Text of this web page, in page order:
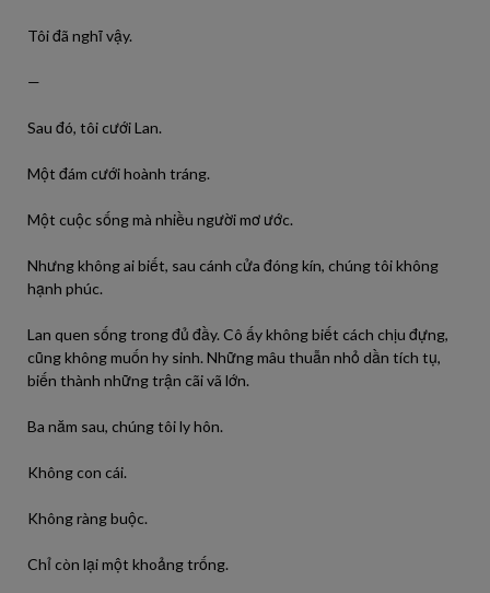
Tôi đã nghĩ vậy.
—
Sau đó, tôi cưới Lan.
Một đám cưới hoành tráng.
Một cuộc sống mà nhiều người mơ ước.
Nhưng không ai biết, sau cánh cửa đóng kín, chúng tôi không
hạnh phúc.
Lan quen sống trong đủ đầy. Cô ấy không biết cách chịu đựng,
cũng không muốn hy sinh. Những mâu thuẫn nhỏ dần tích tụ,
biến thành những trận cãi vã lớn.
Ba năm sau, chúng tôi ly hôn.
Không con cái.
Không ràng buộc.
Chỉ còn lại một khoảng trống.